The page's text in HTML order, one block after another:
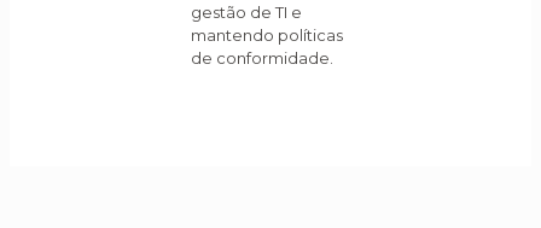
gestão de TI e
mantendo políticas
de conformidade.